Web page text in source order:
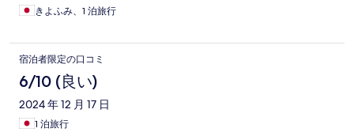
きよふみ、1 泊旅行
宿泊者限定の口コミ
6/10 (良い)
2024 年 12 月 17 日
1 泊旅行